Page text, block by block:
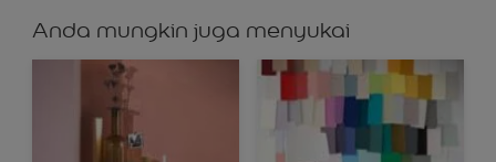
Anda mungkin juga menyukai